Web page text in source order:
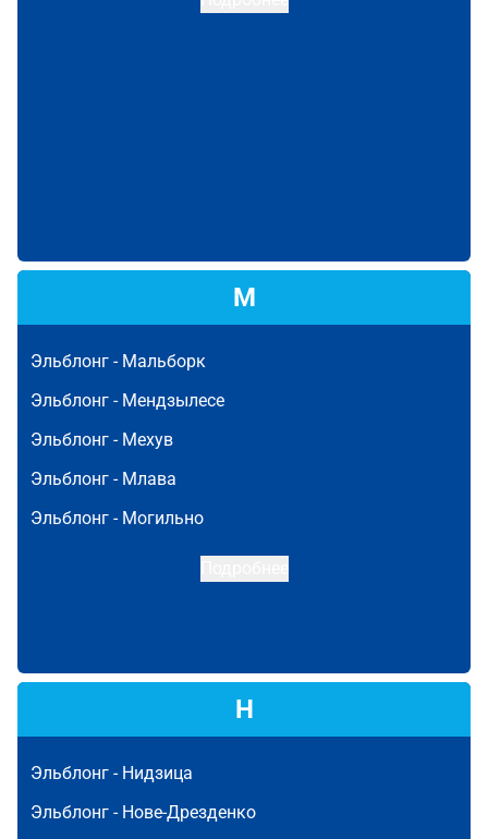
М
Эльблонг - Мальборк
Эльблонг - Мендзылесе
Эльблонг - Мехув
Эльблонг - Млава
Эльблонг - Могильно
Н
Эльблонг - Нидзица
Эльблонг - Нове-Дрезденко